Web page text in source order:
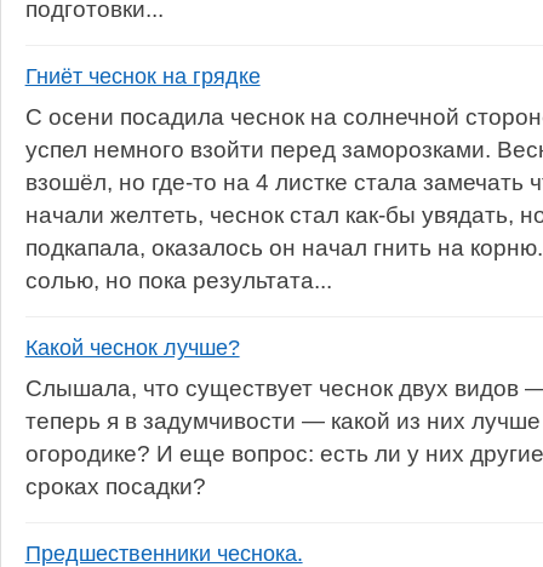
подготовки...
Гниёт чеснок на грядке
С осени посадила чеснок на солнечной
успел немного взойти перед заморозками.
взошёл, но где-то на 4 листке стала замечать
начали желтеть, чеснок стал как-бы увядать,
подкапала, оказалось он начал гнить на
солью, но пока результата...
Какой чеснок лучше?
Слышала, что существует чеснок двух видов
теперь я в задумчивости — какой из них
огородике? И еще вопрос: есть ли у них
сроках посадки?
Предшественники чеснока.